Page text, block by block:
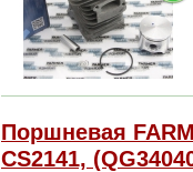
Поршневая
CS2141,